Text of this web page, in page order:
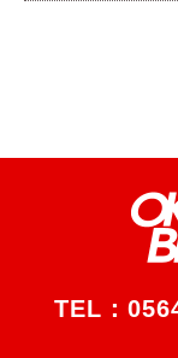
TEL：